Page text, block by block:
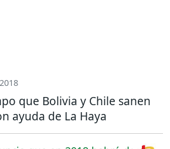
que Bolivia y Chile sanen
ayuda de La Haya